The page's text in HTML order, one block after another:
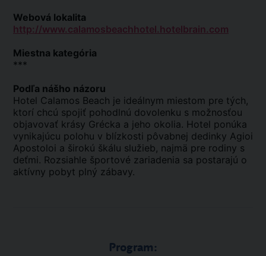
Webová lokalita
http://www.calamosbeachhotel.hotelbrain.com
Miestna kategória
***
Podľa nášho názoru
Hotel Calamos Beach je ideálnym miestom pre tých,
ktorí chcú spojiť pohodlnú dovolenku s možnosťou
objavovať krásy Grécka a jeho okolia. Hotel ponúka
vynikajúcu polohu v blízkosti pôvabnej dedinky Agioi
Apostoloi a širokú škálu služieb, najmä pre rodiny s
deťmi. Rozsiahle športové zariadenia sa postarajú o
aktívny pobyt plný zábavy.
Program: